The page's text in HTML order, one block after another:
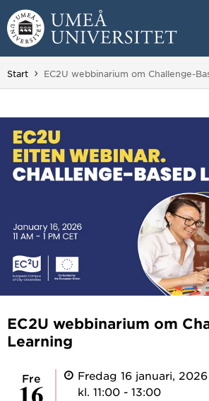
Hoppa direkt till innehållet
Huvudmenyn dold.
Start Du är här:
EC2U webbinarium om Challenge-
EC2U webbinarium om
Learning
fre
Fredag 16 januari, 2026
kl. 11:00 - 13:00